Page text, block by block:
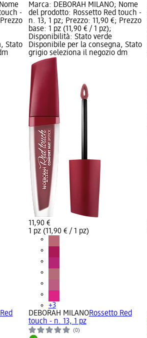
-
Stato
Marca: DEBORAH MILANO; Nome
del prodotto: Rossetto Red touch -
n. 13, 1 pz; Prezzo: 11,90 €; Prezzo
base: 1 pz (11,90 € / 1 pz);
Disponibilità: Stato verde
Disponibile per la consegna, Stato
grigio seleziona il negozio dm
11,90 €
1 pz (11,90 € / 1 pz)
+3
DEBORAH MILANORossetto Red
touch - n. 13, 1 pz
(0)